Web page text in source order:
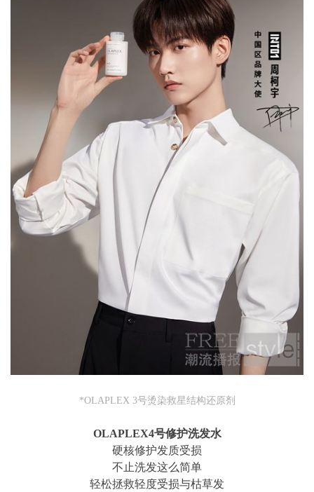
*OLAPLEX 3号烫染救星结构还原剂
OLAPLEX4号修护洗发水
硬核修护发质受损
不止洗发这么简单
轻松拯救轻度受损与枯草发